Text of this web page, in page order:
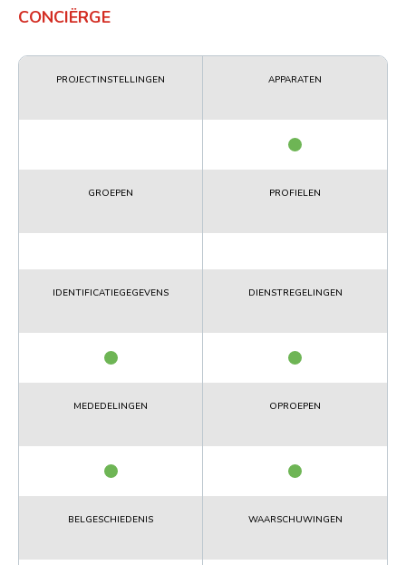
CONCIËRGE
PROJECTINSTELLINGEN APPARATEN
GROEPEN PROFIELEN
IDENTIFICATIEGEGEVENS DIENSTREGELINGEN
MEDEDELINGEN OPROEPEN
BELGESCHIEDENIS WAARSCHUWINGEN